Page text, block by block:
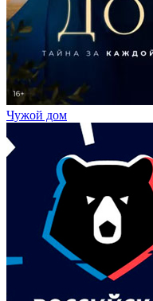
Чужой дом